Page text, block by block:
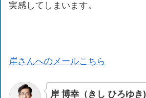
実感してしまいます。
岸さんへのメールこちら
岸 博幸（きし ひろゆき)